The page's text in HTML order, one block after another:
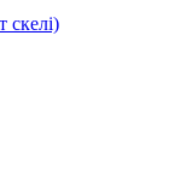
скелі)